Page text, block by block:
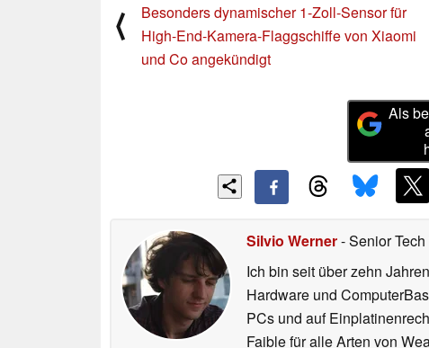
⟨
Besonders dynamischer 1-Zoll-Sensor für
High-End-Kamera-Flaggschiffe von Xiaomi
und Co angekündigt
Als
Silvio Werner- Senior
Ich bin seit über zehn
Hardware und
PCs und auf
Faible für alle Arten von